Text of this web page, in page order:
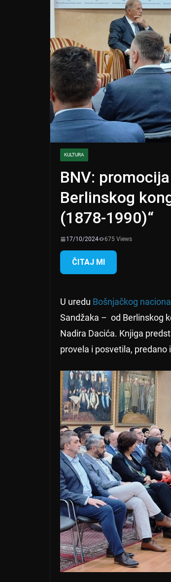
KULTURA
BNV:
Berlinskog
(1878-1990)“
17/10/2024 675 Views
ČITAJ MI
U uredu Bošnjačkog
Sandžaka – od Berlinskog
Nadira Dacića. Knjiga
provela i posvetila, predano